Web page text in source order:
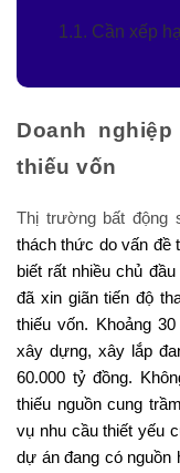
1.1. Cần xếp
Doanh
thiếu vốn
Thị trường bất động
thách thức do vấn đề
biết rất nhiều chủ
đã xin giãn tiến độ
thiếu vốn. Khoảng
xây dựng, xây lắp
60.000 tỷ đồng.
thiếu nguồn cung
vụ nhu cầu thiết yếu
dự án đang có nguồn